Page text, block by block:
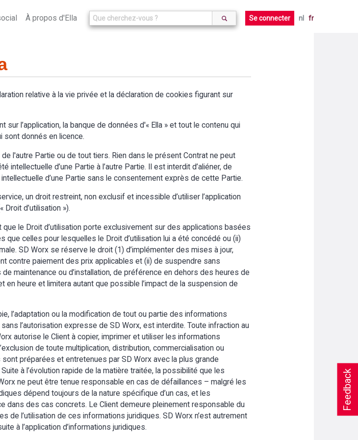
Feedback
À propos d'Ella Se connecter nl fr
relative à la vie privée et la déclaration de cookies figurant sur
l’application, la banque de données d'« Ella » et tout le contenu qui
sont donnés en licence.
l'autre Partie ou de tout tiers. Rien dans le présent Contrat ne peut
d’une Partie à l’autre Partie. Il est interdit d’aliéner, de
d’une Partie sans le consentement exprès de cette Partie.
un droit restreint, non exclusif et incessible d’utiliser l’application
d’utilisation »).
que le Droit d’utilisation porte exclusivement sur des applications basées
que celles pour lesquelles le Droit d’utilisation lui a été concédé ou (ii)
SD Worx se réserve le droit (1) d’implémenter des mises à jour,
contre paiement des prix applicables et (ii) de suspendre sans
maintenance ou d’installation, de préférence en dehors des heures de
heure et limitera autant que possible l’impact de la suspension de
l’adaptation ou la modification de tout ou partie des informations
l’autorisation expresse de SD Worx, est interdite. Toute infraction au
autorise le Client à copier, imprimer et utiliser les informations
de toute multiplication, distribution, commercialisation ou
préparées et entretenues par SD Worx avec la plus grande
à l’évolution rapide de la matière traitée, la possibilité que les
ne peut être tenue responsable en cas de défaillances – malgré les
dépend toujours de la nature spécifique d’un cas, et les
dans des cas concrets. Le Client demeure pleinement responsable du
de l’utilisation de ces informations juridiques. SD Worx n’est autrement
à l’application d’informations juridiques.